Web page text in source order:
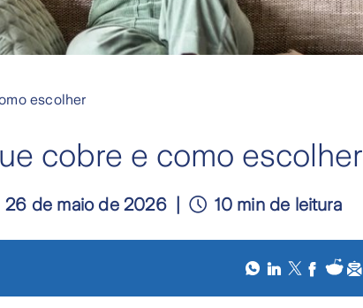
escolher
cobre e como escolher
26 de maio de 2026 10 min de leitura